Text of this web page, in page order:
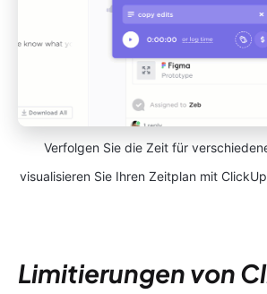
Verfolgen Sie die Zeit für
visualisieren Sie Ihren Zeitplan mit
Limitierungen von